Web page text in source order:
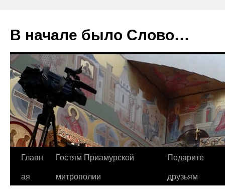
В начале было Слово…
Перейти
Главн
ая
Гостям Приамурской
митрополии
Подарите
друзьям